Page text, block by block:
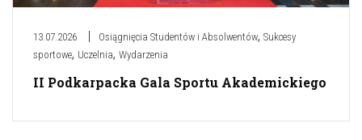
13.07.2026 Osiągnięcia Studentów i Absolwentów, Sukcesy
sportowe, Uczelnia, Wydarzenia
II Podkarpacka Gala Sportu Akademickiego